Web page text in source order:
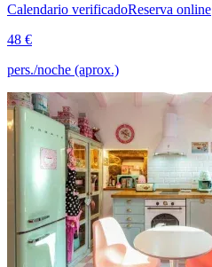
Calendario verificadoReserva online
48 €
pers./noche (aprox.)